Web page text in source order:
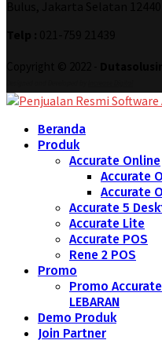
Beranda
Produk
Accurate Online
Accurate
Accurate
Accurate 5
Accurate Lite
Accurate POS
Rene 2 POS
Promo
Promo Accurate
LEBARAN
Demo Produk
Join Partner